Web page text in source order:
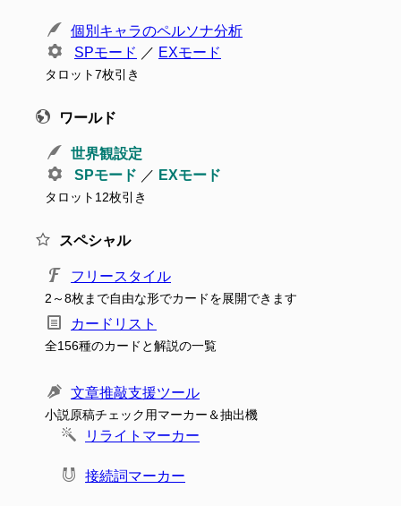
個別キャラのペルソナ分析
SPモード ／ EXモード
タロット7枚引き
ワールド
世界観設定
SPモード ／ EXモード
タロット12枚引き
スペシャル
フリースタイル
2～8枚まで自由な形でカードを展開できます
カードリスト
全156種のカードと解説の一覧
文章推敲支援ツール
小説原稿チェック用マーカー＆抽出機
リライトマーカー
接続詞マーカー